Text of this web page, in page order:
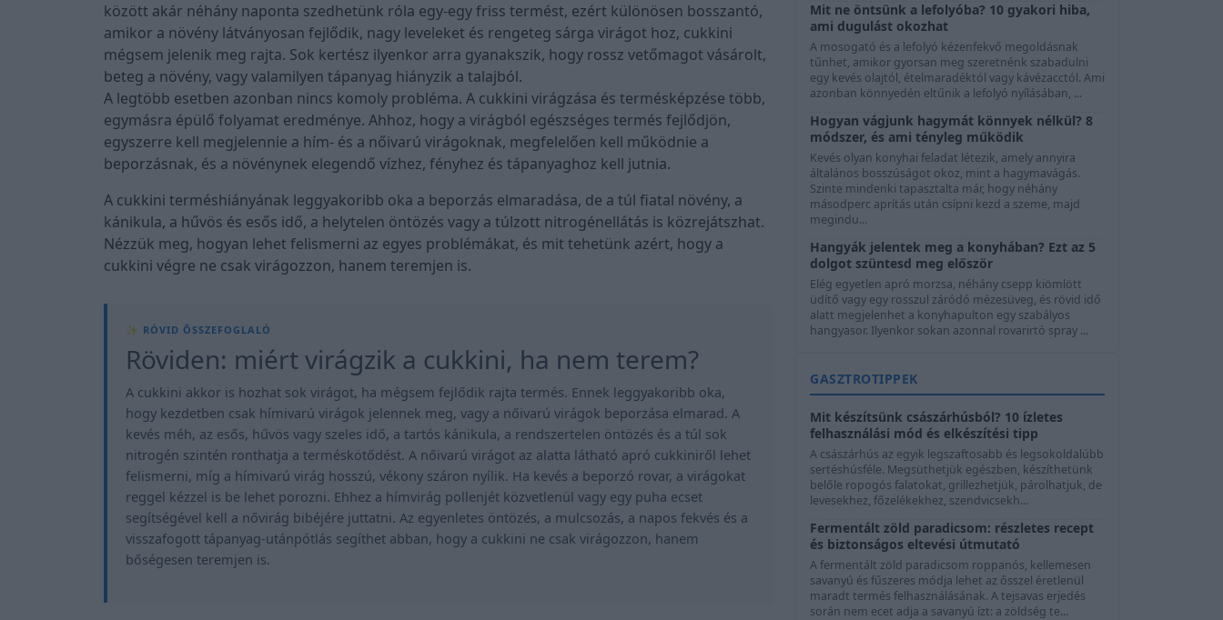
között akár néhány naponta szedhetünk róla egy-egy friss termést, ezért különösen bosszantó,
amikor a növény látványosan fejlődik, nagy leveleket és rengeteg sárga virágot hoz, cukkini
mégsem jelenik meg rajta. Sok kertész ilyenkor arra gyanakszik, hogy rossz vetőmagot vásárolt,
beteg a növény, vagy valamilyen tápanyag hiányzik a talajból.
A legtöbb esetben azonban nincs komoly probléma. A cukkini virágzása és termésképzése több,
egymásra épülő folyamat eredménye. Ahhoz, hogy a virágból egészséges termés fejlődjön,
egyszerre kell megjelennie a hím- és a nőivarú virágoknak, megfelelően kell működnie a
beporzásnak, és a növénynek elegendő vízhez, fényhez és tápanyaghoz kell jutnia.
A cukkini terméshiányának leggyakoribb oka a beporzás elmaradása, de a túl fiatal növény, a
kánikula, a hűvös és esős idő, a helytelen öntözés vagy a túlzott nitrogénellátás is közrejátszhat.
Nézzük meg, hogyan lehet felismerni az egyes problémákat, és mit tehetünk azért, hogy a
cukkini végre ne csak virágozzon, hanem teremjen is.
Röviden: miért virágzik a cukkini, ha nem terem?
A cukkini akkor is hozhat sok virágot, ha mégsem fejlődik rajta termés. Ennek leggyakoribb oka,
hogy kezdetben csak hímivarú virágok jelennek meg, vagy a nőivarú virágok beporzása elmarad. A
kevés méh, az esős, hűvös vagy szeles idő, a tartós kánikula, a rendszertelen öntözés és a túl sok
nitrogén szintén ronthatja a terméskötődést. A nőivarú virágot az alatta látható apró cukkiniről lehet
felismerni, míg a hímivarú virág hosszú, vékony száron nyílik. Ha kevés a beporzó rovar, a virágokat
reggel kézzel is be lehet porozni. Ehhez a hímvirág pollenjét közvetlenül vagy egy puha ecset
segítségével kell a nővirág bibéjére juttatni. Az egyenletes öntözés, a mulcsozás, a napos fekvés és a
visszafogott tápanyag-utánpótlás segíthet abban, hogy a cukkini ne csak virágozzon, hanem
bőségesen teremjen is.
Mit ne öntsünk a lefolyóba? 10 gyakori hiba,
ami dugulást okozhat
A mosogató és a lefolyó kézenfekvő megoldásnak
tűnhet, amikor gyorsan meg szeretnénk szabadulni
egy kevés olajtól, ételmaradéktól vagy kávézacctól. Ami
azonban könnyedén eltűnik a lefolyó nyílásában, ...
Hogyan vágjunk hagymát könnyek nélkül? 8
módszer, és ami tényleg működik
Kevés olyan konyhai feladat létezik, amely annyira
általános bosszúságot okoz, mint a hagymavágás.
Szinte mindenki tapasztalta már, hogy néhány
másodperc aprítás után csípni kezd a szeme, majd
megindu...
Hangyák jelentek meg a konyhában? Ezt az 5
dolgot szüntesd meg először
Elég egyetlen apró morzsa, néhány csepp kiömlött
üdítő vagy egy rosszul záródó mézesüveg, és rövid idő
alatt megjelenhet a konyhapulton egy szabályos
hangyasor. Ilyenkor sokan azonnal rovarirtó spray ...
GASZTROTIPPEK
Mit készítsünk császárhúsból? 10 ízletes
felhasználási mód és elkészítési tipp
A császárhús az egyik legszaftosabb és legsokoldalúbb
sertéshúsféle. Megsüthetjük egészben, készíthetünk
belőle ropogós falatokat, grillezhetjük, párolhatjuk, de
levesekhez, főzelékekhez, szendvicsekh...
Fermentált zöld paradicsom: részletes recept
és biztonságos eltevési útmutató
A fermentált zöld paradicsom roppanós, kellemesen
savanyú és fűszeres módja lehet az ősszel éretlenül
maradt termés felhasználásának. A tejsavas erjedés
során nem ecet adja a savanyú ízt: a zöldség te...